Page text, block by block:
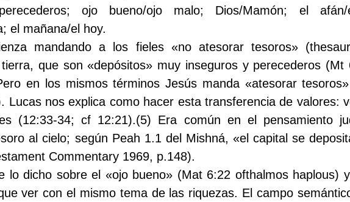
ojo bueno/ojo malo; Dios/Mamón; el
el mañana/el hoy.
mandando a los fieles «no atesorar tesoros»
que son «depósitos» muy inseguros y perecederos (Mt
en los mismos términos Jesús manda «atesorar
Lucas nos explica como hacer esta transferencia de valores:
(12:33-34; cf 12:21).(5) Era común en el pensamiento
al cielo; según Peah 1.1 del Mishná, «el capital se
Commentary 1969, p.148).
lo dicho sobre el «ojo bueno» (Mat 6:22 ofthalmos haplous)
ver con el mismo tema de las riquezas. El campo